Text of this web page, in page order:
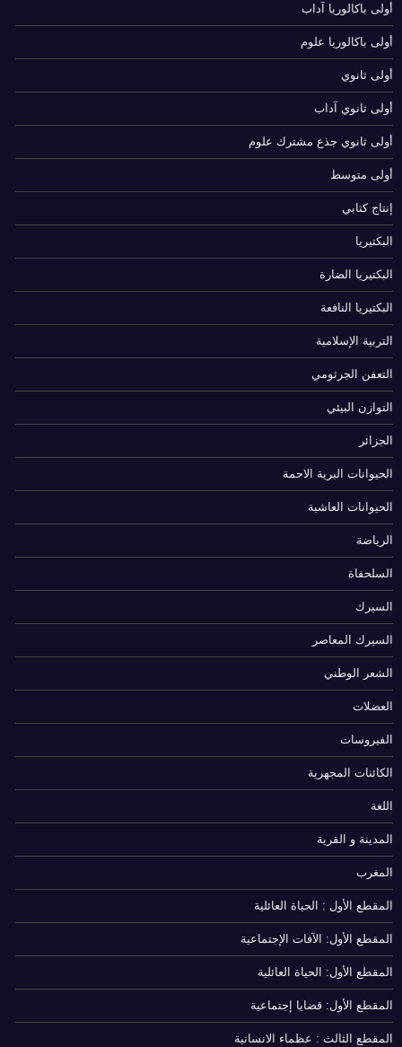
أولى باكالوريا آداب
أولى باكالوريا علوم
أولى ثانوي
أولى ثانوي آداب
أولى ثانوي جذع مشترك علوم
أولى متوسط
إنتاج كتابي
البكتيريا
البكتيريا الضارة
البكتيريا النافعة
التربية الإسلامية
التعفن الجرثومي
التوازن البيئي
الجزائر
الحيوانات البرية الاحمة
الحيوانات العاشبة
الرياضة
السلحفاة
السيرك
السيرك المعاصر
الشعر الوطني
العضلات
الفيروسات
الكائنات المجهرية
اللغة
المدينة و القرية
المغرب
المقطع الأول : الحياة العائلية
المقطع الأول: الآفات الإجتماعية
المقطع الأول: الحياة العائلية
المقطع الأول: قضايا إجتماعية
المقطع الثالث : عظماء الانسانية